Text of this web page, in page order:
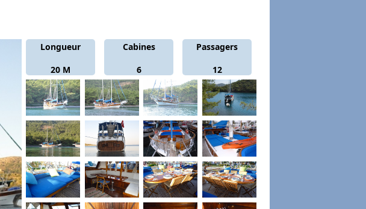
Longueur
20 M
Cabines
6
Passagers
12